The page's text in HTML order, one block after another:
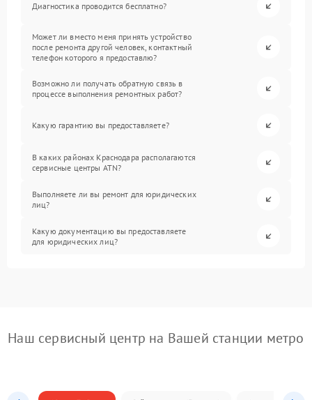
Диагностика проводится бесплатно?
Может ли вместо меня принять устройство
после ремонта другой человек, контактный
телефон которого я предоставлю?
Возможно ли получать обратную связь в
процессе выполнения ремонтных работ?
Какую гарантию вы предоставляете?
В каких районах Краснодара располагаются
сервисные центры ATN?
Выполняете ли вы ремонт для юридических
лиц?
Какую документацию вы предоставляете
для юридических лиц?
Наш сервисный центр на Вашей станции метро